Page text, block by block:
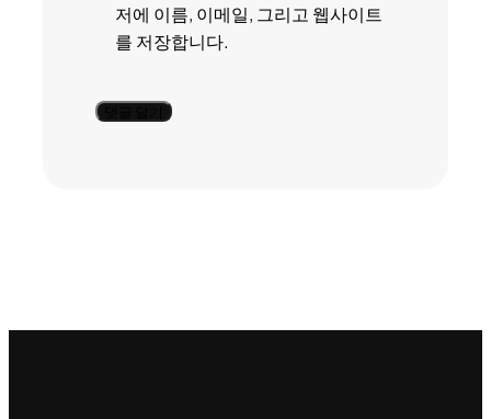
저에 이름, 이메일, 그리고 웹사이트
를 저장합니다.